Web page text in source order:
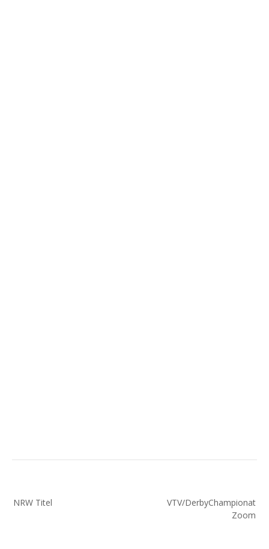
VTV/DerbyChampionat
Zoom
NRW Titel